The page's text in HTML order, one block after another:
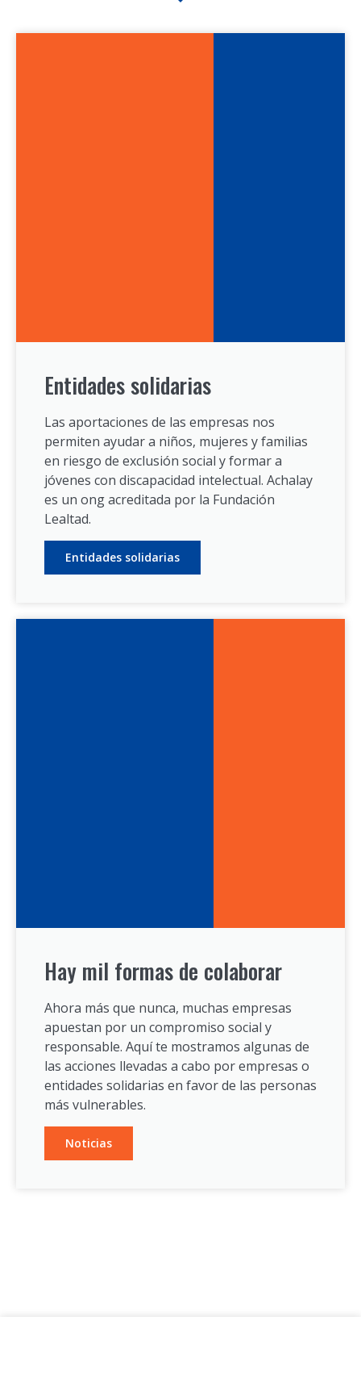
Entidades solidarias
Las aportaciones de las empresas nos
permiten ayudar a niños, mujeres y familias
en riesgo de exclusión social y formar a
jóvenes con discapacidad intelectual. Achalay
es un ong acreditada por la Fundación
Lealtad.
Entidades solidarias
Hay mil formas de colaborar
Ahora más que nunca, muchas empresas
apuestan por un compromiso social y
responsable. Aquí te mostramos algunas de
las acciones llevadas a cabo por empresas o
entidades solidarias en favor de las personas
más vulnerables.
Noticias